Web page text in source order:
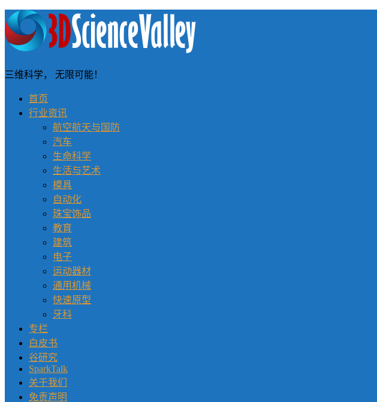
三维科学， 无限可能！
首页
行业资讯
航空航天与国防
汽车
生命科学
生活与艺术
模具
自动化
珠宝饰品
教育
建筑
电子
运动器材
通用机械
快速原型
牙科
专栏
白皮书
谷研究
SparkTalk
关于我们
免责声明